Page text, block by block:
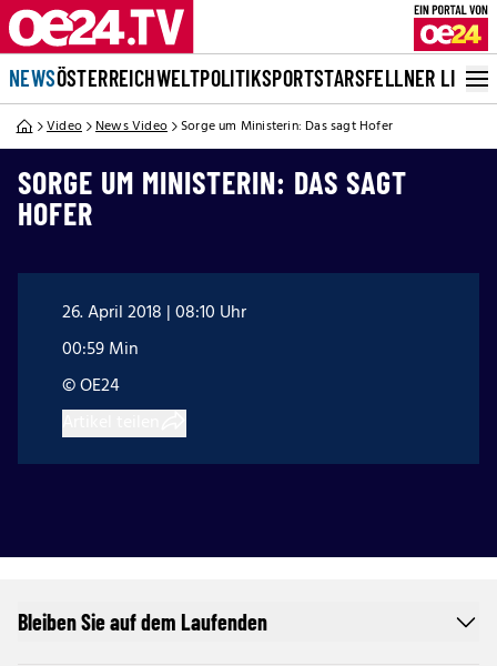
NEWSÖSTERREICHWELTPOLITIKSPORTSTARSFELLNER LIVE
Video News Video Sorge um Ministerin: Das sagt Hofer
SORGE UM MINISTERIN: DAS SAGT
HOFER
26. April 2018 | 08:10 Uhr
00:59 Min
© OE24
Bleiben Sie auf dem Laufenden